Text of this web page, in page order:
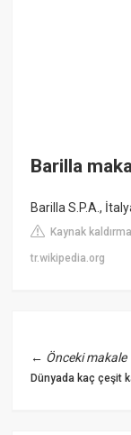
Barilla
Barilla S.P.A.,
Kaynak
tr.wikipedia.org
← Önceki makale
Dünyada kaç çeşit